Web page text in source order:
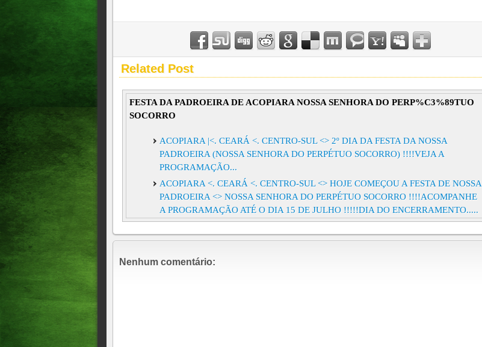
Related Post
FESTA DA PADROEIRA DE ACOPIARA NOSSA SENHORA DO PERP%C3%89TUO
SOCORRO
ACOPIARA |<. CEARÁ <. CENTRO-SUL <> 2º DIA DA FESTA DA NOSSA
PADROEIRA (NOSSA SENHORA DO PERPÉTUO SOCORRO) !!!!VEJA A
PROGRAMAÇÃO...
ACOPIARA <. CEARÁ <. CENTRO-SUL <> HOJE COMEÇOU A FESTA DE NOSSA
PADROEIRA <> NOSSA SENHORA DO PERPÉTUO SOCORRO !!!!ACOMPANHE
A PROGRAMAÇÃO ATÉ O DIA 15 DE JULHO !!!!!DIA DO ENCERRAMENTO.....
2025%21%21%21
Nenhum comentário: